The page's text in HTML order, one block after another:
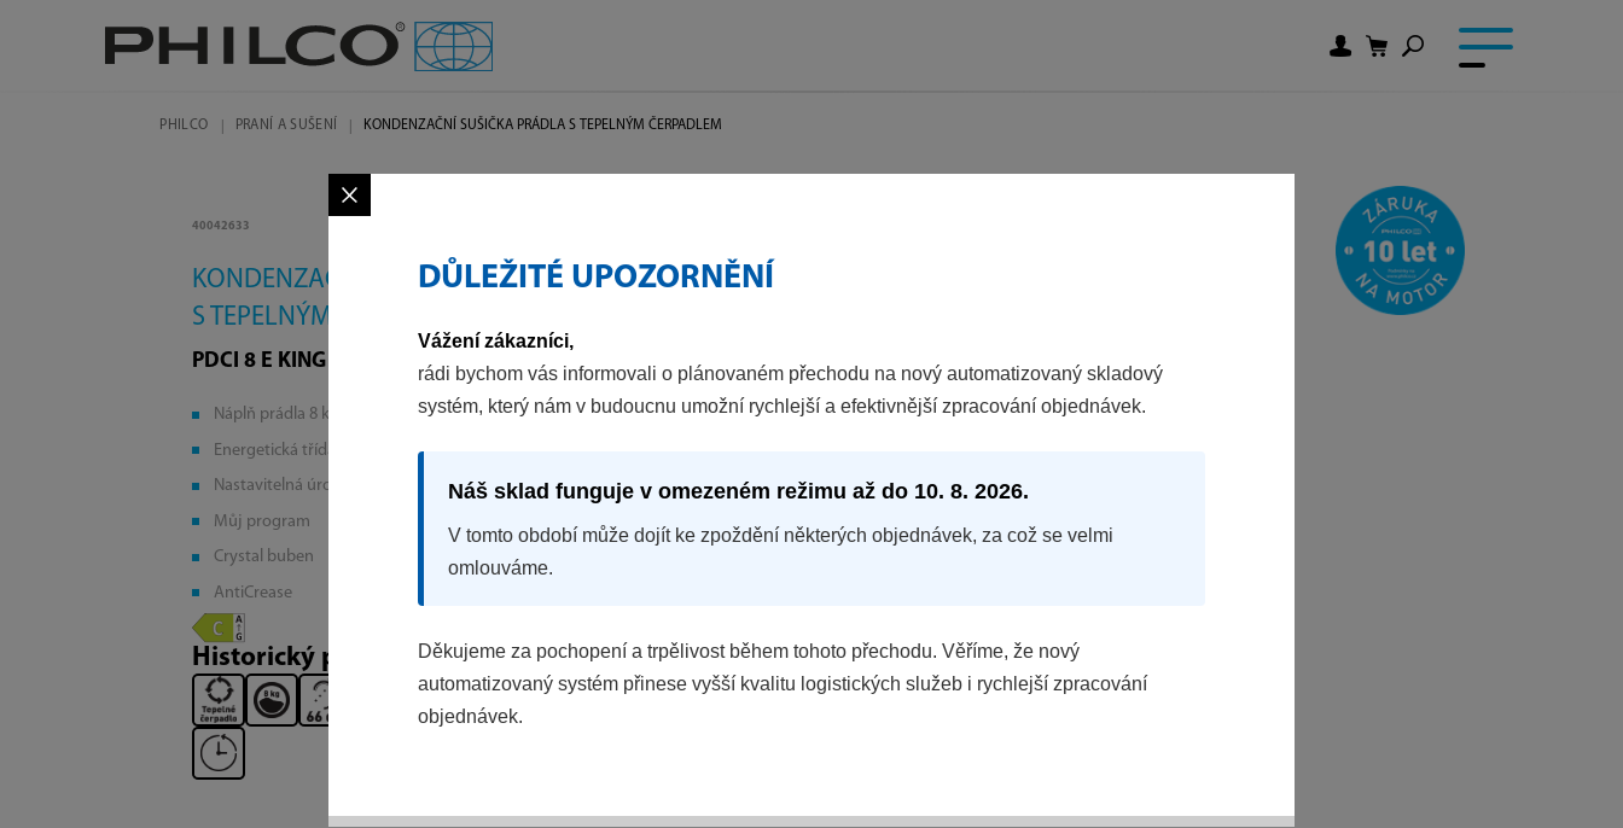
PHILCO PRANÍ A SUŠENÍ KONDENZAČNÍ SUŠIČKA PRÁDLA S TEPELNÝM ČERPADLEM
40042633
KONDENZAČNÍ SUŠIČKA PRÁDLA
S TEPELNÝM ČERPADLEM
PDCI 8 E KING
Náplň prádla 8 kg
Energetická třída C
Nastavitelná úroveň sušení
Můj program
Crystal buben
AntiCrease
Historický produkt
×
DŮLEŽITÉ UPOZORNĚNÍ
Vážení zákazníci,
rádi bychom vás informovali o plánovaném přechodu na nový automatizovaný skladový
systém, který nám v budoucnu umožní rychlejší a efektivnější zpracování objednávek.
Náš sklad funguje v omezeném režimu až do 10. 8. 2026.
V tomto období může dojít ke zpoždění některých objednávek, za což se velmi
omlouváme.
Děkujeme za pochopení a trpělivost během tohoto přechodu. Věříme, že nový
automatizovaný systém přinese vyšší kvalitu logistických služeb i rychlejší zpracování
objednávek.